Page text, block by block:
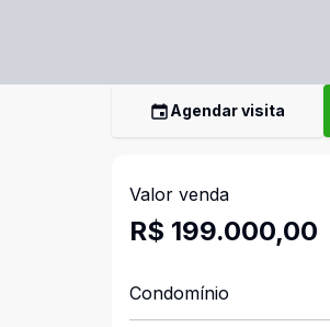
Agendar visita
Valor venda
R$ 199.000,00
Condomínio